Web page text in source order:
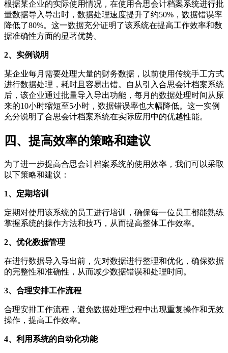
根据某企业的实际使用情况，在使用合思会计档案系统进行批
量数据导入导出时，数据处理速度提升了约50%，数据错误率
降低了80%。这一数据充分证明了该系统在提高工作效率和数
据准确性方面的显著优势。
2、实例说明
某企业每月需要处理大量的财务数据，以前使用传统手工方式
进行数据处理，耗时且容易出错。自从引入合思会计档案系统
后，该企业通过批量导入导出功能，每月的数据处理时间从原
来的10小时缩短至5小时，数据错误率也大幅降低。这一实例
充分说明了合思会计档案系统在实际应用中的优越性能。
四、提高效率的策略和建议
为了进一步提高合思会计档案系统的使用效率，我们可以采取
以下策略和建议：
1、定期培训
定期对使用该系统的员工进行培训，确保每一位员工都能熟练
掌握系统的操作方法和技巧，从而提高整体工作效率。
2、优化数据管理
在进行数据导入导出前，先对数据进行整理和优化，确保数据
的完整性和准确性，从而减少数据错误和处理时间。
3、合理安排工作流程
合理安排工作流程，避免数据处理过程中出现重复操作和无效
操作，提高工作效率。
4、利用系统的自动化功能